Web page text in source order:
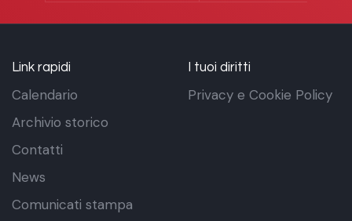
Link rapidi
Calendario
Archivio storico
Contatti
News
Comunicati stampa
I tuoi diritti
Privacy e Cookie Policy